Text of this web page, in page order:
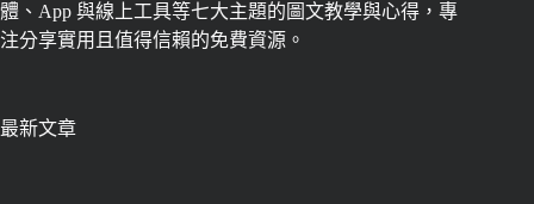
體、App 與線上工具等七大主題的圖文教學與心得，專
注分享實用且值得信賴的免費資源。
最新文章